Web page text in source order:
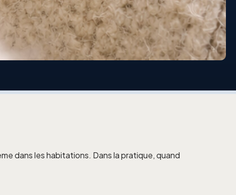
dans les habitations. Dans la pratique, quand